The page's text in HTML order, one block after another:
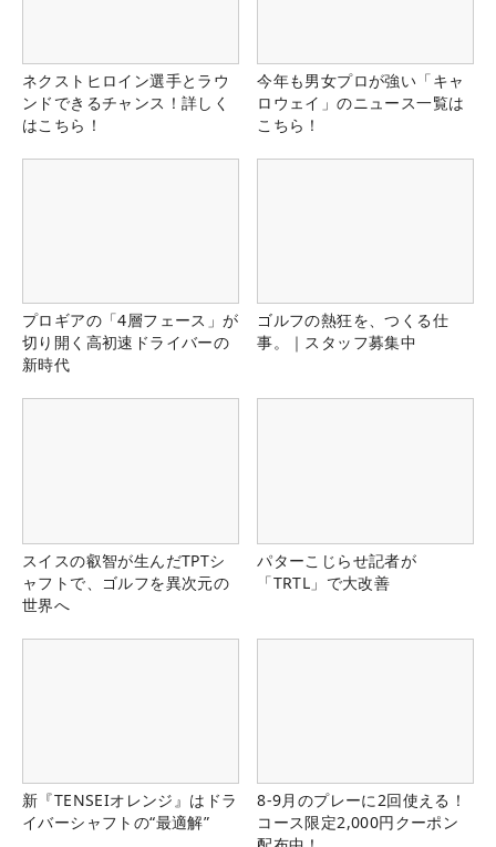
ネクストヒロイン選手とラウ
ンドできるチャンス！詳しく
はこちら！
今年も男女プロが強い「キャ
ロウェイ」のニュース一覧は
こちら！
プロギアの「4層フェース」が
切り開く高初速ドライバーの
新時代
ゴルフの熱狂を、つくる仕
事。｜スタッフ募集中
スイスの叡智が生んだTPTシ
ャフトで、ゴルフを異次元の
世界へ
パターこじらせ記者が
「TRTL」で大改善
新『TENSEIオレンジ』はドラ
イバーシャフトの“最適解”
8-9月のプレーに2回使える！
コース限定2,000円クーポン